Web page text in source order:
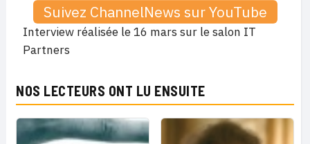
Suivez ChannelNews sur YouTube
Interview réalisée le 16 mars sur le salon IT
Partners
NOS LECTEURS ONT LU ENSUITE